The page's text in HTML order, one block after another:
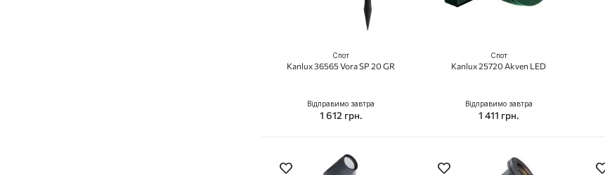
Спот
Kanlux 36565 Vora SP 20 GR
Відправимо завтра
1 612 грн.
Спот
Kanlux 25720 Akven LED
Відправимо завтра
1 411 грн.